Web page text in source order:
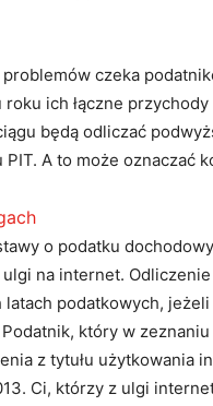
czeka
ich łączne
będą odliczać
A to może oznaczać
o podatku
na internet.
podatkowych,
który w
z tytułu użytkowania
Ci, którzy z ulgi